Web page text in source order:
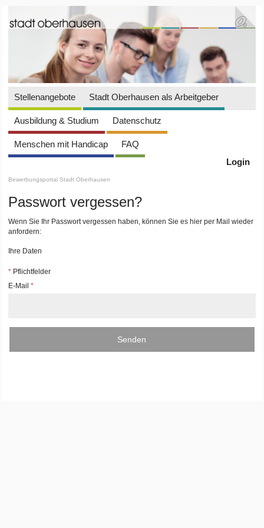
Stellenangebote Stadt Oberhausen als Arbeitgeber
Ausbildung & Studium Datenschutz
Menschen mit Handicap
FAQ
Login
Bewerbungsportal Stadt Oberhausen
Passwort vergessen?
Wenn Sie Ihr Passwort vergessen haben, können Sie es hier per Mail wieder
anfordern:
Ihre Daten
* Pflichtfelder
E-Mail*
Senden